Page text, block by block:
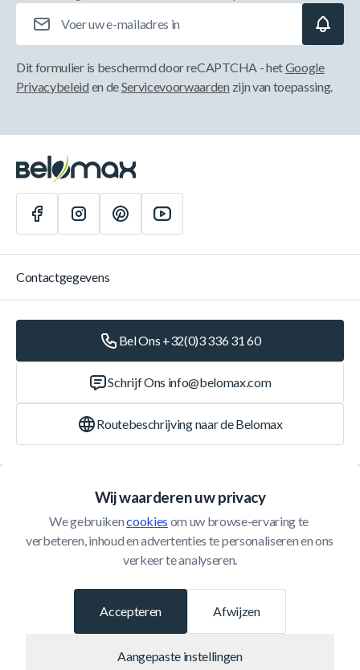
Wij waarderen uw privacy
We gebruiken cookies om uw browse-ervaring te
verbeteren, inhoud en advertenties te personaliseren en ons
verkeer te analyseren.
Afwijzen
Aangepaste instellingen
Accepteren
Dit formulier is beschermd door reCAPTCHA - hetGoogle
Privacybeleid en deServicevoorwaarden zijn van toepassing.
Klantenservice
Contactgegevens
Bel Ons +32(0)3 336 31 60
Schrijf Ons info@belomax.com
Routebeschrijving naar de Belomax